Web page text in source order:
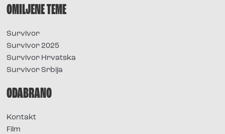
OMILJENE TEME
Survivor
Survivor 2025
Survivor Hrvatska
Survivor Srbija
ODABRANO
Kontakt
Film